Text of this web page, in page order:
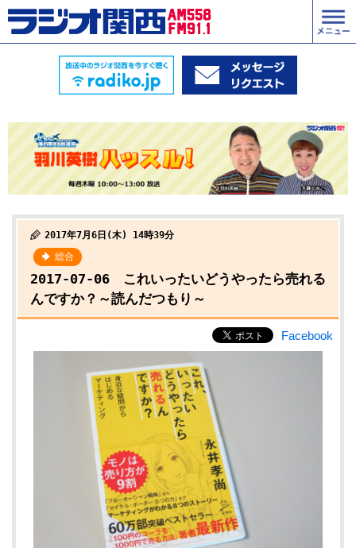
2017年7月6日(木) 14時39分
総合
2017-07-06 これいったいどうやったら売れる
んですか？～読んだつもり～
Facebook